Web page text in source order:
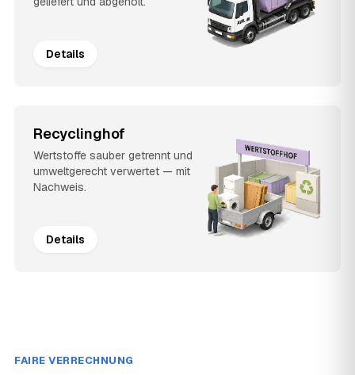
Details
Recyclinghof
Wertstoffe sauber getrennt und
umweltgerecht verwertet — mit
Nachweis.
Details
FAIRE VERRECHNUNG